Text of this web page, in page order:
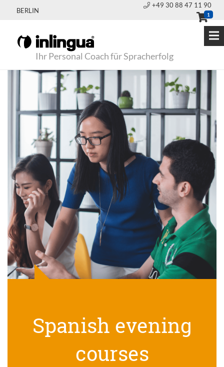
BERLIN
+49 30 88 47 11 90
1
Ihr Personal Coach für Spracherfolg
Spanish evening
courses